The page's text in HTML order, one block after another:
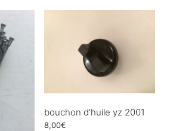
bouchon d’huile yz 2001
8,00€